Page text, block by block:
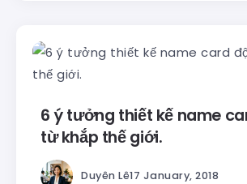
6 ý tưởng thiết kế name
từ khắp thế giới.
Duyên Lê17 January, 2018